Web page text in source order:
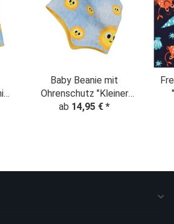
Baby Beanie mit
Ohrenschutz "Kleiner
Sonnenschein" Denim
ab 14,95 € *